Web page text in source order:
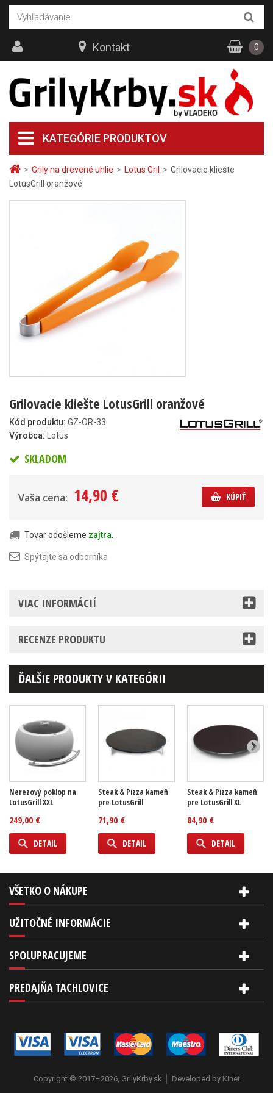
> Grily na drevené uhlie > Lotus Gril > Grilovacie kliešte
LotusGrill oranžové
Grilovacie kliešte LotusGrill oranžové
Kód produktu: GZ-OR-33
Výrobca:
Lotus
SKLADOM
Vaša cena: 14,90 € KÚPIŤ
Tovar odošleme zajtra
Spýtajte sa odborníka
VIAC INFORMÁCIÍ
RECENZE PRODUKTU
ĎALŠIE PRODUKTY V KATEGÓRII
Nerezový poklop na
LotusGrill XXL
249,00 €
DETAIL
Steak & Pizza kameň
pre LotusGrill
71,90 €
DETAIL
Steak & Pizza kameň
pre LotusGrill XL
84,90 €
DETAIL
KATEGÓRIE PRODUKTOV
Kontakt 0
VŠETKO O NÁKUPE
UŽITOČNÉ INFORMÁCIE
SPOLUPRACUJEME
PREDAJŇA TACHLOVICE
Copyright © 2017–2026, GrilyKrby.sk Developed by Kinet